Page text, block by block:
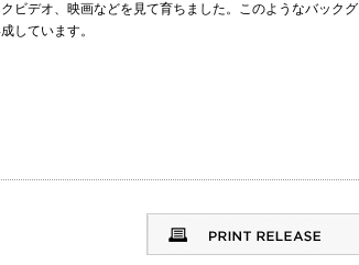
ビデオ、映画などを見て育ちました。このようなバックグ
しています。